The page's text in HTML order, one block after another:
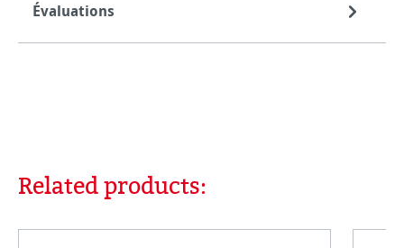
Évaluations
Ignorer la galerie de produits
Related products: